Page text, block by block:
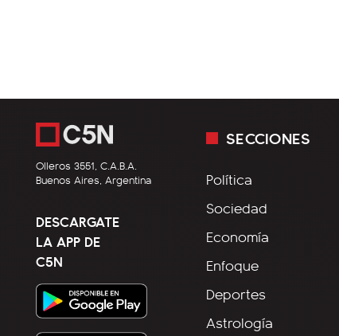
Olleros 3551, C.A.B.A.
Buenos Aires, Argentina
DESCARGATE
LA APP DE
C5N
SECCIONES
Política
Sociedad
Economía
Enfoque
Deportes
Astrología